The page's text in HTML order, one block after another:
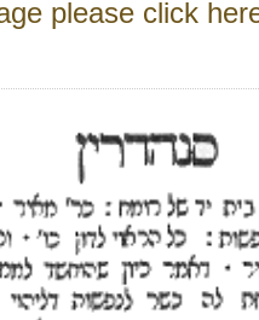
please click